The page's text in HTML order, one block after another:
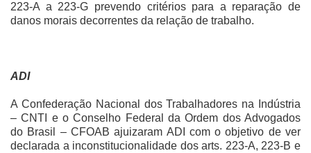
223-A a 223-G prevendo critérios para a reparação de
danos morais decorrentes da relação de trabalho.
ADI
A Confederação Nacional dos Trabalhadores na Indústria
– CNTI e o Conselho Federal da Ordem dos Advogados
do Brasil – CFOAB ajuizaram ADI com o objetivo de ver
declarada a inconstitucionalidade dos arts. 223-A, 223-B e